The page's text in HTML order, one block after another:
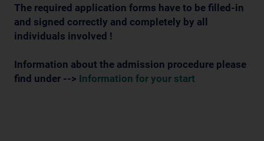
The required application forms have to be filled-in
and signed correctly and completely by all
individuals involved !
Information about the admission procedure please
find under --> Information for your start